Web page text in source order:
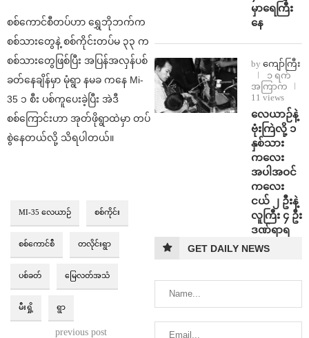
စစ်ကောင်စီတပ်ဟာ ရွှေဘိုဘက်က
စစ်သားတွေနဲ့ စစ်ကိုင်းတပ်မ ၃၃ က
စစ်သားတွေဖြစ်ပြီး အပြန်အလှန်ပစ်
ခတ်နေချိန်မှာ မုံရွာ နမခ ကနေ Mi-
35 ၁ စီး ပစ်ကူပေးခဲ့ပြီး အဲဒီ
စစ်ကြောင်းဟာ အုတ်ဖိုရွာထဲမှာ တပ်
စွဲနေတယ်လို့ သိရပါတယ်။
MI-35 လေယာဉ် စစ်ကိုင်း
စစ်ကောင်စီ တလိုင်းရွာ
ပစ်ခတ် မြေလတ်အသံ
မီးရှို့ ရွာ
previous post
မှာရေကြီး
နေ
by ကျော်ကြီး
၁ ရက်
အကြာက
11 views
⁨လေယာဉ်နဲ့
ဗုံးကြဲလို့ ၁
နှစ်သား
ကလေး
အပါအဝင်
ကလေး
ငယ် ၂ ဦးနဲ့
လူကြီး ၄ ဦး
ဒဏ်ရာရ
GET DAILY NEWS